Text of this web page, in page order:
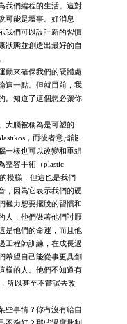
我們編程的生活。這對
可能是壞事。好消息
我們可以設計新的習慣
狀態並創造出最好的自
來確保我們的硬體處
這一點。但就目前，我
。知道了這個想必讓你
腦被稱為是可塑的
，而後者意指能
一樣也可以改變和重組
整容手術（plastic
模樣，但這也是我們
，因為它表示我們的硬
極力想要擺脫的習慣和
人，他們做著他們討厭
是他們的命運，而且他
工程師訓練，在成長過
希望自己能從事更具創
樣的人。他們不知道有
所以甚至不嘗試去改
事情？你有沒有給自